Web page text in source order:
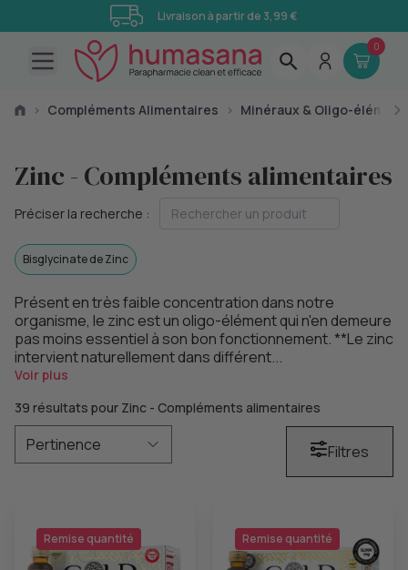
Livraison à partir de 3,99 €
Open main menu
0
› Compléments Alimentaires › Minéraux & Oligo-
Zinc - Compléments alimentaires
Préciser la recherche :
Bisglycinate de Zinc
Présent en très faible concentration dans notre
organisme, le zinc est un oligo-élément qui n'en demeure
pas moins essentiel à son bon fonctionnement. **Le zinc
intervient naturellement dans différent...
Voir plus
39 résultats pour Zinc - Compléments alimentaires
Filtres
Remise quantité Remise quantité